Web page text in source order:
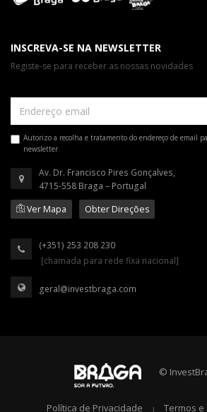
INSCREVA-SE NA NEWSLETTER
Registe-se para receber as nossas novidades
Autorizo a recolha e tratamento do endereço de email
newsletter
Av. Dr. Francisco Pires Gonçalves,
4715-558 Braga – Portugal
Ver Mapa
Obter Direções
(+351) 253 208 230
[chamada para rede fixa nacional]
geral@investbraga.com
©
Política de Privacidade Termos e